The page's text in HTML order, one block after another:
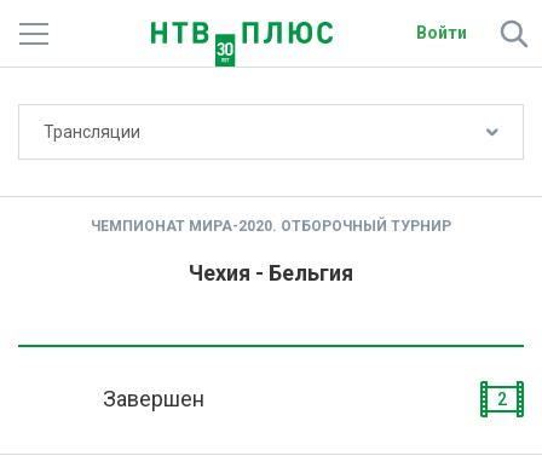
Войти
Трансляции
ЧЕМПИОНАТ МИРА-2020. ОТБОРОЧНЫЙ ТУРНИР
Чехия - Бельгия
Завершен 2